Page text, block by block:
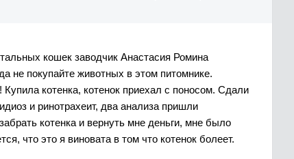
кошек заводчик Анастасия Ромина
не покупайте животных в этом питомнике.
котенка, котенок приехал с поносом. Сдали
и ринотрахеит, два анализа пришли
котенка и вернуть мне деньги, мне было
что это я виновата в том что котенок болеет.